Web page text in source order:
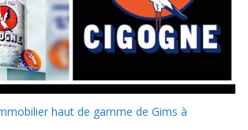
haut de gamme de Gims à